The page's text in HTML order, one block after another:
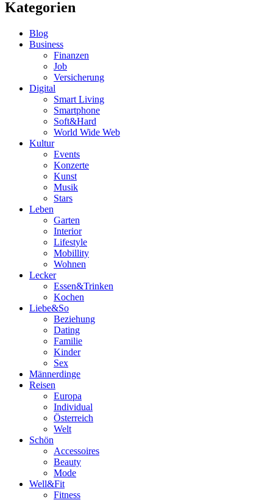
Kategorien
Blog
Business
Finanzen
Job
Versicherung
Digital
Smart Living
Smartphone
Soft&Hard
World Wide Web
Kultur
Events
Konzerte
Kunst
Musik
Stars
Leben
Garten
Interior
Lifestyle
Mobillity
Wohnen
Lecker
Essen&Trinken
Kochen
Liebe&So
Beziehung
Dating
Familie
Kinder
Sex
Männerdinge
Reisen
Europa
Individual
Österreich
Welt
Schön
Accessoires
Beauty
Mode
Well&Fit
Fitness